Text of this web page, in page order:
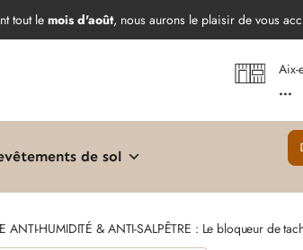
tout lemois d'août, nous aurons le plaisir de vous
Aix-
...
de sol
ANTI-HUMIDITÉ & ANTI-SALPÊTRE : Le bloqueur de